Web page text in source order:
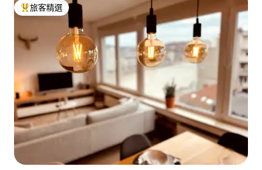
旅客精選榜首
旅客精選